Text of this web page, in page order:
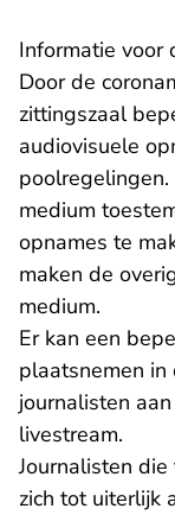
Informatie voor
Door de
zittingszaal
audiovisuele
medium
opnames te
maken de
medium.
Er kan een
plaatsnemen
journalisten
livestream.
Journalisten
zich tot uiterlijk